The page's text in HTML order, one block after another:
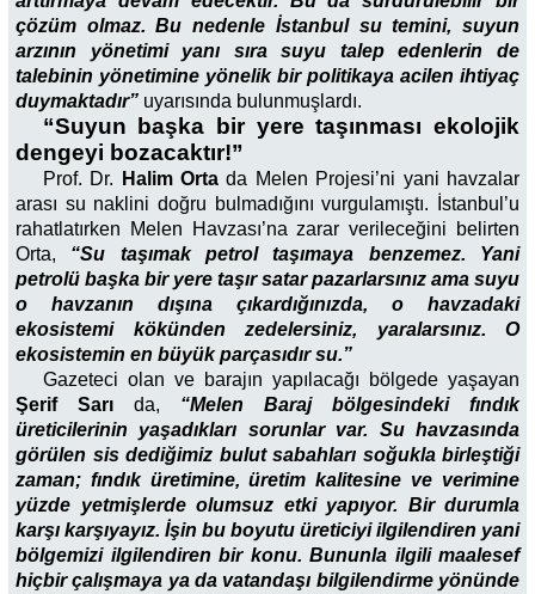
çözüm olmaz. Bu nedenle İstanbul su temini, suyun
arzının yönetimi yanı sıra suyu talep edenlerin de
talebinin yönetimine yönelik bir politikaya acilen ihtiyaç
duymaktadır” uyarısında bulunmuşlardı.
“Suyun başka bir yere taşınması ekolojik
dengeyi bozacaktır!”
Prof. Dr. Halim Ortada Melen Projesi’ni yani havzalar
arası su naklini doğru bulmadığını vurgulamıştı. İstanbul’u
rahatlatırken Melen Havzası’na zarar verileceğini belirten
Orta, “Su taşımak petrol taşımaya benzemez. Yani
petrolü başka bir yere taşır satar pazarlarsınız ama suyu
o havzanın dışına çıkardığınızda, o havzadaki
ekosistemi kökünden zedelersiniz, yaralarsınız. O
ekosistemin en büyük parçasıdır su.”
Gazeteci olan ve barajın yapılacağı bölgede yaşayan
Şerif Sarı da, “Melen Baraj bölgesindeki fındık
üreticilerinin yaşadıkları sorunlar var. Su havzasında
görülen sis dediğimiz bulut sabahları soğukla birleştiği
zaman; fındık üretimine, üretim kalitesine ve verimine
yüzde yetmişlerde olumsuz etki yapıyor. Bir durumla
karşı karşıyayız. İşin bu boyutu üreticiyi ilgilendiren yani
bölgemizi ilgilendiren bir konu. Bununla ilgili maalesef
hiçbir çalışmaya ya da vatandaşı bilgilendirme yönünde